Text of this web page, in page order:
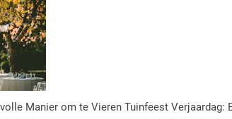
Manier om te Vieren Tuinfeest Verjaardag: